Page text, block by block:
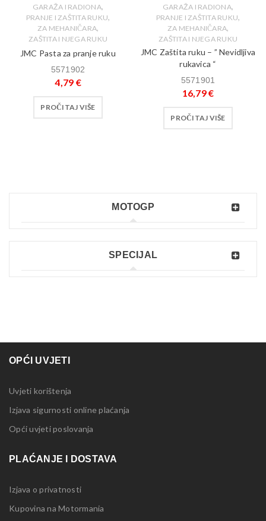
MOTOGP
SPECIJAL
GARAŽA I RADIONA,
PRANJE I ZAŠTITA RUKU,
ZA MEHANIČARA,
ZAŠTITA I NJEGA RUKU
JMC Pasta za pranje ruku
5571902
4,79 €
PROČITAJ VIŠE
GARAŽA I RADIONA,
PRANJE I ZAŠTITA RUKU,
ZA MEHANIČARA,
ZAŠTITA I NJEGA RUKU
JMC Zaštita ruku – ” Nevidljiva
rukavica “
5571901
16,79€
PROČITAJ VIŠE
OPĆI UVJETI
Uvjeti korištenja
Izjava sigurnosti online plaćanja
Opći uvjeti poslovanja
PLAĆANJE I DOSTAVA
Izjava o privatnosti
Kupovina na Motormania